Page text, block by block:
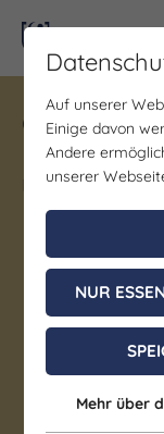
Gewinne
Unstrut!
möglich.
Kunst &
Auf unserer
Einige davon
Andere
unserer
NUR
Mehr über